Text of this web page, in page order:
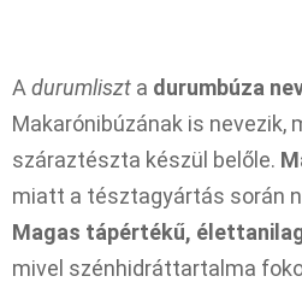
A durumliszt a durumbúza
Makarónibúzának is nevezik,
száraztészta készül belőle.
miatt a tésztagyártás során
Magas tápértékű,
mivel szénhidráttartalma